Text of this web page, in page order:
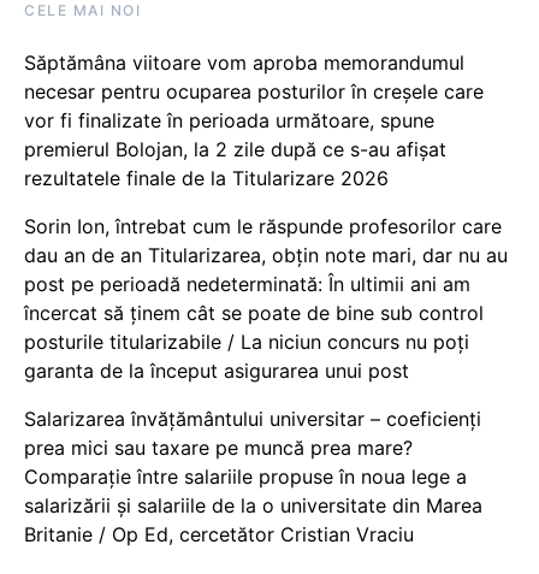
CELE MAI NOI
Săptămâna viitoare vom aproba memorandumul
necesar pentru ocuparea posturilor în creșele care
vor fi finalizate în perioada următoare, spune
premierul Bolojan, la 2 zile după ce s-au afișat
rezultatele finale de la Titularizare 2026
Sorin Ion, întrebat cum le răspunde profesorilor care
dau an de an Titularizarea, obțin note mari, dar nu au
post pe perioadă nedeterminată: În ultimii ani am
încercat să ținem cât se poate de bine sub control
posturile titularizabile / La niciun concurs nu poți
garanta de la început asigurarea unui post
Salarizarea învățământului universitar – coeficienți
prea mici sau taxare pe muncă prea mare?
Comparație între salariile propuse în noua lege a
salarizării și salariile de la o universitate din Marea
Britanie / Op Ed, cercetător Cristian Vraciu